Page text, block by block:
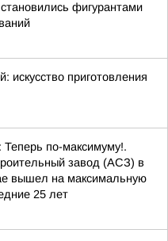
фигурантами
искусство приготовления
по-максимуму!.
завод (АСЗ) в
вышел на максимальную
25 лет